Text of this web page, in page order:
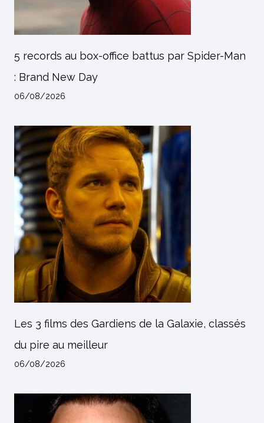
5 records au box-office battus par Spider-Man
: Brand New Day
06/08/2026
Les 3 films des Gardiens de la Galaxie, classés
du pire au meilleur
06/08/2026